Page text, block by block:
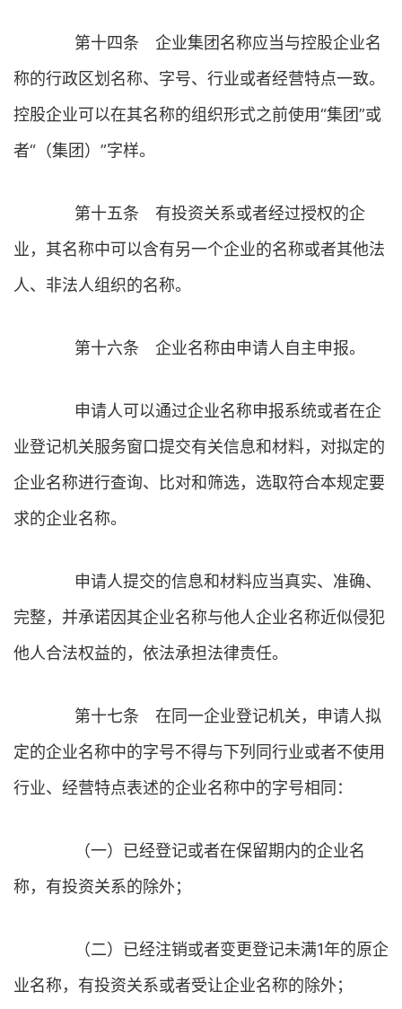
第十四条 企业集团名称应当与控股企业名
称的行政区划名称、字号、行业或者经营特点一致。
控股企业可以在其名称的组织形式之前使用“集团”或
者“（集团）”字样。
第十五条 有投资关系或者经过授权的企
业，其名称中可以含有另一个企业的名称或者其他法
人、非法人组织的名称。
第十六条 企业名称由申请人自主申报。
申请人可以通过企业名称申报系统或者在企
业登记机关服务窗口提交有关信息和材料，对拟定的
企业名称进行查询、比对和筛选，选取符合本规定要
求的企业名称。
申请人提交的信息和材料应当真实、准确、
完整，并承诺因其企业名称与他人企业名称近似侵犯
他人合法权益的，依法承担法律责任。
第十七条 在同一企业登记机关，申请人拟
定的企业名称中的字号不得与下列同行业或者不使用
行业、经营特点表述的企业名称中的字号相同：
（一）已经登记或者在保留期内的企业名
称，有投资关系的除外；
（二）已经注销或者变更登记未满1年的原企
业名称，有投资关系或者受让企业名称的除外；